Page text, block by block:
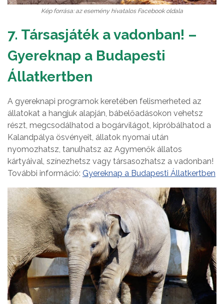
Kép forrása: az esemény hivatalos Facebook oldala
7. Társasjáték a vadonban! –
Gyereknap a Budapesti
Állatkertben
A gyereknapi programok keretében felismerheted az
állatokat a hangjuk alapján, bábelőadásokon vehetsz
részt, megcsodálhatod a bogárvilágot, kipróbálhatod a
Kalandpálya ösvényeit, állatok nyomai után
nyomozhatsz, tanulhatsz az Agymenők állatos
kártyáival, színezhetsz vagy társasozhatsz a vadonban!
További információ: Gyereknap a Budapesti Állatkertben